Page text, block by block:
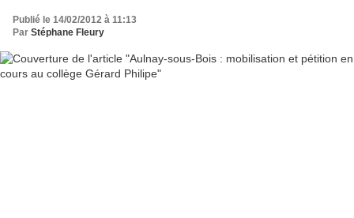
Publié le 14/02/2012 à 11:13
Par Stéphane Fleury